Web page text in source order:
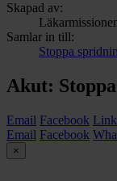
Skapad av:
Samlar in till:
Stoppa
Akut:
Email Facebook
Email Facebook
×